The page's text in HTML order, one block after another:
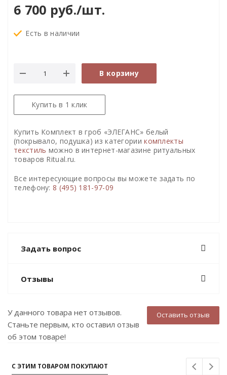
6 700 руб./шт.
Есть в наличии
В корзину
Купить в 1 клик
Купить Комплект в гроб «ЭЛЕГАНС» белый
(покрывало, подушка) из категориикомплекты
текстиль можно в интернет-магазине ритуальных
товаров Ritual.ru.
Все интересующие вопросы вы можете задать по
телефону: 8 (495) 181-97-09
Задать вопрос
Отзывы
Оставить отзыв
У данного товара нет отзывов.
Станьте первым, кто оставил отзыв
об этом товаре!
С ЭТИМ ТОВАРОМ ПОКУПАЮТ